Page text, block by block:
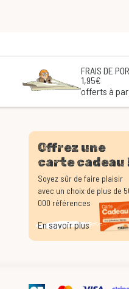
FRAIS DE
1,95€
offerts à
Offrez une
carte cadeau
Soyez sûr de faire plaisir
avec un choix de plus de
000 références
En savoir plus